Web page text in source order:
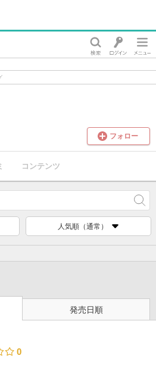
フォロー
コンテンツ
人気順（通常）
発売日順
0